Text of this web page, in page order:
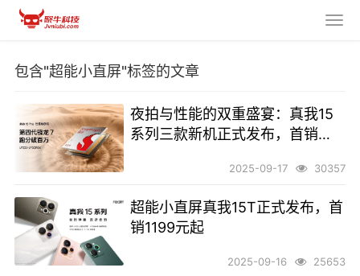
包含"超能小直屏"标签的文章
夜拍与性能的双重盛宴：真我15
系列三款新机正式发布，首销
2025-09-17 30357
超能小直屏真我15T正式发布，首
销1199元起
2025-09-16 25653